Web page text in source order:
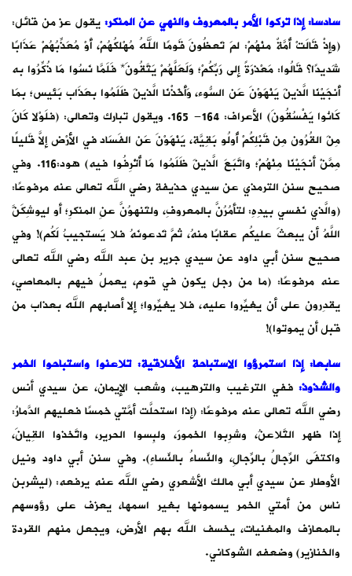
سادسا: إذا تركوا الأمر بالمعروف والنهي عن المنكر:يقول عز من قائل:
(وإذْ قَالَتْ أُمَّةٌ منْهُمْ: لمَ تَعظُونَ قَومًا اللهُ مُهْلكُهُمْ، أَوْ مُعَذِّبُهُمْ عَذَابًا
شَديدًا؟ قَالُوا: مَعْذرَةً إلى رَبِّكُمْ؛ وَلَعَلَّهُمْ يَتَّقُونَ* فَلَمَّا نَسُوا مَا ذُكِّرُوا به
أَنجَيْنَا الَّذينَ يَنْهَوْنَ عَن السُّوء، وَأَخَذْنَا الَّذينَ ظَلَمُوا بعَذَاب بَئيس؛ بمَا
كَانُوا يَفْسُقُونَ) الأعراف: 164- 165. ويقول تبارك وتعالى: (فلَوْلا كَانَ
مِنَ القُرُون مِن قَبْلِكُمْ أُولُو بَقِيَّة، يَنْهَوْنَ عَن الفَسَاد في الأَرْض إلاَّ قَليلًا
مِمَّنْ أنجَيْنَا مِنْهُمْ؛ واتَّبَعَ الَّذينَ ظَلَمُوا مَا أُتْرِفُوا فيه) هود:116. وفي
صحيح سنن الترمذي عن سيدي حذيفة رضي الله تعالى عنه مرفوعًا:
(والَّذي نَفسي بيدِهِ: لتأمُرُنَّ بالمعروفِ، ولتَنهوُنَّ عنِ المنكرِ؛ أو ليوشِكَنَّ
اللَّهُ أن يبعثَ عليكُم عقابًا منهُ، ثمَّ تَدعونَهُ فلا يَستجيبُ لَكُم)! وفي
صحيح سنن أبي داود عن سيدي جرير بن عبد الله رضي الله تعالى
عنه مرفوعًا: (ما من رجل يكون في قوم، يعملُ فيهم بالمعاصي،
يقدِرون على أن يغيِّروا عليه، فلا يغيِّروا؛ إلا أصابهم الله بعذاب من
قبل أن يموتوا)!
سابعا: إذا استمرؤوا الاستباحة الأخلاقية: تلاعنوا واستباحوا الخمر
والشذوذ: ففي الترغيب والترهيب، وشعب الإيمان، عن سيدي أنس
رضي الله تعالى عنه مرفوعًا: (إذا استحلَّت أمَّتي خمسًا فعليهم الدَّمارُ:
إذا ظهر التَّلاعنُ، وشرِبوا الخمورَ، ولبِسوا الحرير، واتَّخذوا القِيانَ،
واكتفَى الرِّجالُ بالرِّجالِ، والنِّساءُ بالنِّساءِ). وفي سنن أبي داود ونيل
الأوطار عن سيدي أبي مالك الأشعري رضي الله عنه يرفعه: (ليشربن
ناس من أمتي الخمر يسمونها بغير اسمها، يعزف على رؤوسهم
بالمعازف والمغنيات، يخسف الله بهم الأرض، ويجعل منهم القردة
والخنازير) وضعفه الشوكاني.